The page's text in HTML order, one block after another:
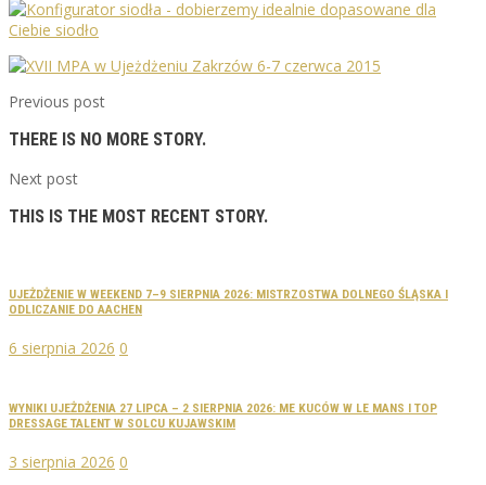
Previous post
THERE IS NO MORE STORY.
Next post
THIS IS THE MOST RECENT STORY.
UJEŻDŻENIE W WEEKEND 7–9 SIERPNIA 2026: MISTRZOSTWA DOLNEGO ŚLĄSKA I
ODLICZANIE DO AACHEN
6 sierpnia 2026 0
WYNIKI UJEŻDŻENIA 27 LIPCA – 2 SIERPNIA 2026: ME KUCÓW W LE MANS I TOP
DRESSAGE TALENT W SOLCU KUJAWSKIM
3 sierpnia 2026 0